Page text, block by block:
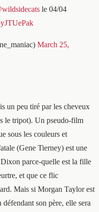
le 04/04
March 25,
un peu tiré par les cheveux
le tripot). Un pseudo-film
sous les couleurs et
(Gene Tierney) est une
parce-quelle est la fille
et que ce flic
Mais si Morgan Taylor est
son père, elle sera